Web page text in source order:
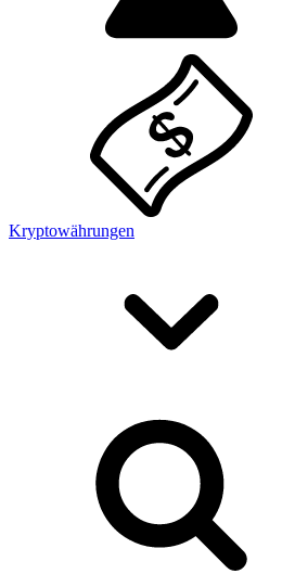
Kryptowährungen